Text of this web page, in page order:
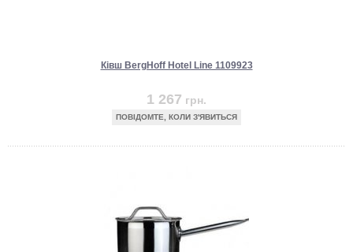
Ківш BergHoff Hotel Line 1109923
1 267 грн.
ПОВІДОМТЕ, КОЛИ З'ЯВИТЬСЯ